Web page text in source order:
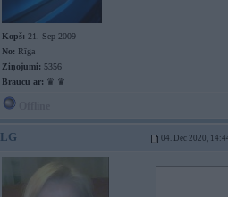
Kopš: 21. Sep 2009
No: Rīga
Ziņojumi: 5356
Braucu ar: ♛ ♛
LG 04. Dec 2020,